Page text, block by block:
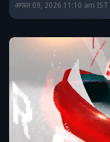
अगस्त 09, 2026 11:10 am IST